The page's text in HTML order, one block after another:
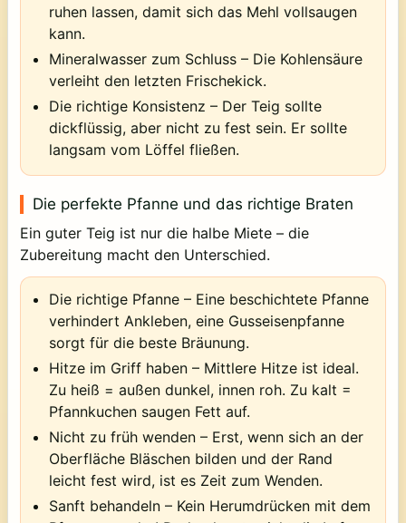
ruhen lassen, damit sich das Mehl vollsaugen
kann.
Mineralwasser zum Schluss – Die Kohlensäure
verleiht den letzten Frischekick.
Die richtige Konsistenz – Der Teig sollte
dickflüssig, aber nicht zu fest sein. Er sollte
langsam vom Löffel fließen.
Die perfekte Pfanne und das richtige Braten
Ein guter Teig ist nur die halbe Miete – die
Zubereitung macht den Unterschied.
Die richtige Pfanne – Eine beschichtete Pfanne
verhindert Ankleben, eine Gusseisenpfanne
sorgt für die beste Bräunung.
Hitze im Griff haben – Mittlere Hitze ist ideal.
Zu heiß = außen dunkel, innen roh. Zu kalt =
Pfannkuchen saugen Fett auf.
Nicht zu früh wenden – Erst, wenn sich an der
Oberfläche Bläschen bilden und der Rand
leicht fest wird, ist es Zeit zum Wenden.
Sanft behandeln – Kein Herumdrücken mit dem